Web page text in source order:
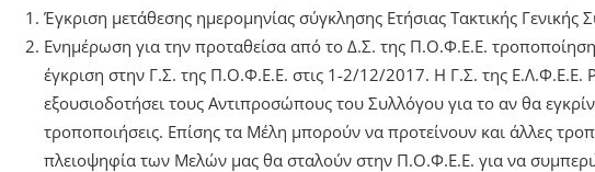
Έγκριση μετάθεσης ημερομηνίας σύγκλησης Ετήσιας Τακτικής Γενικής
Ενημέρωση για την προταθείσα από το Δ.Σ. της Π.Ο.Φ.Ε.Ε.
έγκριση στην Γ.Σ. της Π.Ο.Φ.Ε.Ε. στις 1-2/12/2017. Η Γ.Σ. της Ε.Λ.Φ.Ε.Ε.
εξουσιοδοτήσει τους Αντιπροσώπους του Συλλόγου για το αν θα
τροποποιήσεις. Επίσης τα Μέλη μπορούν να προτείνουν και άλλες
πλειοψηφία των Μελών μας θα σταλούν στην Π.Ο.Φ.Ε.Ε. για να